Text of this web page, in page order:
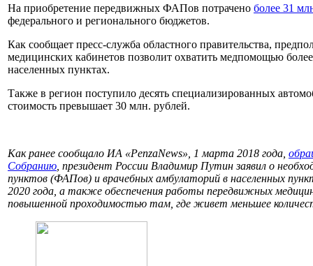
На приобретение передвижных ФАПов потрачено более 31
федерального и регионального бюджетов.
Как сообщает пресс-служба областного правительства,
медицинских кабинетов позволит охватить медпомощью
населенных пунктах.
Также в регион поступило десять специализированных
стоимость превышает 30 млн. рублей.
Как ранее сообщало ИА «PenzaNews», 1 марта 2018 года,
Собранию , президент России Владимир Путин заявил о
пунктов (ФАПов) и врачебных амбулаторий в населенных
2020 года, а также обеспечения работы передвижных
повышенной проходимостью там, где живет меньшее